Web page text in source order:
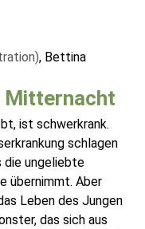
, Bettina
Mitternacht
ist schwerkrank.
schlagen
die ungeliebte
übernimmt. Aber
Leben des Jungen
das sich aus